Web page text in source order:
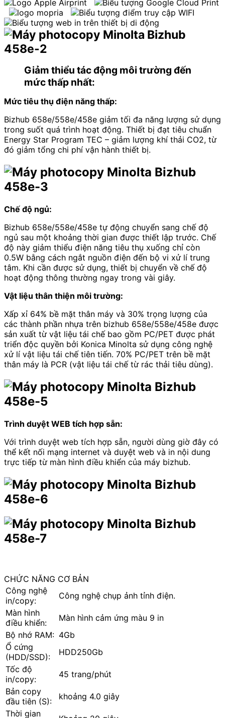
Giảm thiểu tác động môi trường đến
mức thấp nhất:
Mức tiêu thụ điện năng thấp:
Bizhub 658e/558e/458e giảm tối đa năng lượng sử dụng
trong suốt quá trình hoạt động. Thiết bị đạt tiêu chuẩn
Energy Star Program TEC – giảm lượng khí thải CO2, từ
đó giảm tổng chi phí vận hành thiết bị.
Chế độ ngủ:
Bizhub 658e/558e/458e tự động chuyển sang chế độ
ngủ sau một khoảng thời gian được thiết lập trước. Chế
độ này giảm thiểu điện năng tiêu thụ xuống chỉ còn
0.5W bằng cách ngắt nguồn điện đến bộ vi xử lí trung
tâm. Khi cần được sử dụng, thiết bị chuyển về chế độ
hoạt động thông thường ngay trong vài giây.
Vật liệu thân thiện môi trường:
Xấp xỉ 64% bề mặt thân máy và 30% trọng lượng của
các thành phần nhựa trên bizhub 658e/558e/458e được
sản xuất từ vật liệu tái chế bao gồm PC/PET được phát
triển độc quyền bởi Konica Minolta sử dụng công nghệ
xử lí vật liệu tái chế tiên tiến. 70% PC/PET trên bề mặt
thân máy là PCR (vật liệu tái chế từ rác thải tiêu dùng).
Trình duyệt WEB tích hợp sẵn:
Với trình duyệt web tích hợp sẵn, người dùng giờ đây có
thể kết nối mạng internet và duyệt web và in nội dung
trực tiếp từ màn hình điều khiển của máy bizhub.
CHỨC NĂNG CƠ BẢN
Công nghệ
in/copy:
Công nghệ chụp ảnh tỉnh điện.
Màn hình
điều khiển:
Màn hình cảm ứng màu 9 in
Bộ nhớ RAM: 4Gb
Ổ cứng
(HDD/SSD):
HDD250Gb
Tốc độ
in/copy:
45 trang/phút
Bản copy
đầu tiên (S):
khoảng 4.0 giây
Thời gian